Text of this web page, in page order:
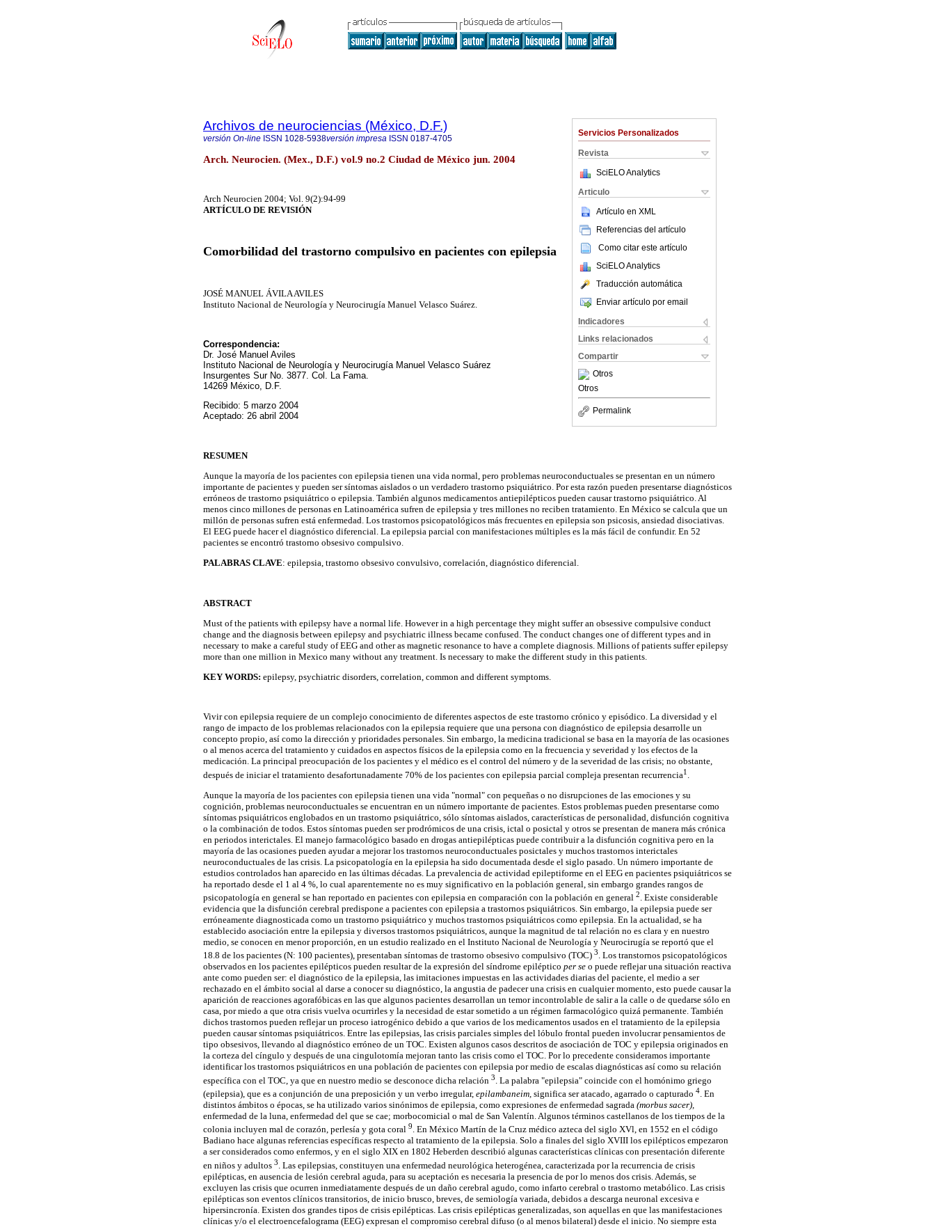
Servicios Personalizados
Revista
SciELO Analytics
Articulo
Artículo en XML
Referencias del artículo
Como citar este artículo
SciELO Analytics
Traducción automática
Enviar artículo por email
Indicadores
Links relacionados
Compartir
Otros
Otros
Permalink
Archivos de neurociencias (México, D.F.)
versión On-line ISSN 1028-5938versión impresa ISSN 0187-4705
Arch. Neurocien. (Mex., D.F.) vol.9 no.2 Ciudad de México jun. 2004
Arch Neurocien 2004; Vol. 9(2):94-99
ARTÍCULO DE REVISIÓN
Comorbilidad del trastorno compulsivo en pacientes con epilepsia
JOSÉ MANUEL ÁVILA AVILES
Instituto Nacional de Neurología y Neurocirugía Manuel Velasco Suárez.
Correspondencia:
Dr. José Manuel Aviles
Instituto Nacional de Neurología y Neurocirugía Manuel Velasco Suárez
Insurgentes Sur No. 3877. Col. La Fama.
14269 México, D.F.
Recibido: 5 marzo 2004
Aceptado: 26 abril 2004
RESUMEN
Aunque la mayoría de los pacientes con epilepsia tienen una vida normal, pero problemas neuroconductuales se presentan en un número
importante de pacientes y pueden ser síntomas aislados o un verdadero trastorno psiquiátrico. Por esta razón pueden presentarse diagnósticos
erróneos de trastorno psiquiátrico o epilepsia. También algunos medicamentos antiepilépticos pueden causar trastorno psiquiátrico. Al
menos cinco millones de personas en Latinoamérica sufren de epilepsia y tres millones no reciben tratamiento. En México se calcula que un
millón de personas sufren está enfermedad. Los trastornos psicopatológicos más frecuentes en epilepsia son psicosis, ansiedad disociativas.
El EEG puede hacer el diagnóstico diferencial. La epilepsia parcial con manifestaciones múltiples es la más fácil de confundir. En 52
pacientes se encontró trastorno obsesivo compulsivo.
PALABRAS CLAVE: epilepsia, trastorno obsesivo convulsivo, correlación, diagnóstico diferencial.
ABSTRACT
Must of the patients with epilepsy have a normal life. However in a high percentage they might suffer an obsessive compulsive conduct
change and the diagnosis between epilepsy and psychiatric illness became confused. The conduct changes one of different types and in
necessary to make a careful study of EEG and other as magnetic resonance to have a complete diagnosis. Millions of patients suffer epilepsy
more than one million in Mexico many without any treatment. Is necessary to make the different study in this patients.
KEY WORDS: epilepsy, psychiatric disorders, correlation, common and different symptoms.
Vivir con epilepsia requiere de un complejo conocimiento de diferentes aspectos de este trastorno crónico y episódico. La diversidad y el
rango de impacto de los problemas relacionados con la epilepsia requiere que una persona con diagnóstico de epilepsia desarrolle un
concepto propio, así como la dirección y prioridades personales. Sin embargo, la medicina tradicional se basa en la mayoría de las ocasiones
o al menos acerca del tratamiento y cuidados en aspectos físicos de la epilepsia como en la frecuencia y severidad y los efectos de la
medicación. La principal preocupación de los pacientes y el médico es el control del número y de la severidad de las crisis; no obstante,
después de iniciar el tratamiento desafortunadamente 70% de los pacientes con epilepsia parcial compleja presentan recurrencia1
Aunque la mayoría de los pacientes con epilepsia tienen una vida "normal" con pequeñas o no disrupciones de las emociones y su
cognición, problemas neuroconductuales se encuentran en un número importante de pacientes. Estos problemas pueden presentarse como
síntomas psiquiátricos englobados en un trastorno psiquiátrico, sólo síntomas aislados, características de personalidad, disfunción cognitiva
o la combinación de todos. Estos síntomas pueden ser prodrómicos de una crisis, ictal o posictal y otros se presentan de manera más crónica
en periodos interictales. El manejo farmacológico basado en drogas antiepilépticas puede contribuir a la disfunción cognitiva pero en la
mayoría de las ocasiones pueden ayudar a mejorar los trastornos neuroconductuales posictales y muchos trastornos interictales
neuroconductuales de las crisis. La psicopatología en la epilepsia ha sido documentada desde el siglo pasado. Un número importante de
estudios controlados han aparecido en las últimas décadas. La prevalencia de actividad epileptiforme en el EEG en pacientes psiquiátricos se
ha reportado desde el 1 al 4 %, lo cual aparentemente no es muy significativo en la población general, sin embargo grandes rangos de
psicopatología en general se han reportado en pacientes con epilepsia en comparación con la población en general 2. Existe considerable
evidencia que la disfunción cerebral predispone a pacientes con epilepsia a trastornos psiquiátricos. Sin embargo, la epilepsia puede ser
erróneamente diagnosticada como un trastorno psiquiátrico y muchos trastornos psiquiátricos como epilepsia. En la actualidad, se ha
establecido asociación entre la epilepsia y diversos trastornos psiquiátricos, aunque la magnitud de tal relación no es clara y en nuestro
medio, se conocen en menor proporción, en un estudio realizado en el Instituto Nacional de Neurología y Neurocirugía se reportó que el
18.8 de los pacientes (N: 100 pacientes), presentaban síntomas de trastorno obsesivo compulsivo (TOC) 3. Los transtornos psicopatológicos
observados en los pacientes epilépticos pueden resultar de la expresión del síndrome epiléptico per se o puede reflejar una situación reactiva
ante como pueden ser: el diagnóstico de la epilepsia, las imitaciones impuestas en las actividades diarias del paciente, el medio a ser
rechazado en el ámbito social al darse a conocer su diagnóstico, la angustia de padecer una crisis en cualquier momento, esto puede causar la
aparición de reacciones agorafóbicas en las que algunos pacientes desarrollan un temor incontrolable de salir a la calle o de quedarse sólo en
casa, por miedo a que otra crisis vuelva ocurrirles y la necesidad de estar sometido a un régimen farmacológico quizá permanente. También
dichos trastornos pueden reflejar un proceso iatrogénico debido a que varios de los medicamentos usados en el tratamiento de la epilepsia
pueden causar síntomas psiquiátricos. Entre las epilepsias, las crisis parciales simples del lóbulo frontal pueden involucrar pensamientos de
tipo obsesivos, llevando al diagnóstico erróneo de un TOC. Existen algunos casos descritos de asociación de TOC y epilepsia originados en
la corteza del cíngulo y después de una cingulotomía mejoran tanto las crisis como el TOC. Por lo precedente consideramos importante
identificar los trastornos psiquiátricos en una población de pacientes con epilepsia por medio de escalas diagnósticas así como su relación
específica con el TOC, ya que en nuestro medio se desconoce dicha relación 3 . La palabra "epilepsia" coincide con el homónimo griego
(epilepsia), que es a conjunción de una preposición y un verbo irregular, epilambaneim, significa ser atacado, agarrado o capturado 4. En
distintos ámbitos o épocas, se ha utilizado varios sinónimos de epilepsia, como expresiones de enfermedad sagrada (morbus sacer),
enfermedad de la luna, enfermedad del que se cae; morbocomicial o mal de San Valentín. Algunos términos castellanos de los tiempos de la
colonia incluyen mal de corazón, perlesía y gota coral 9. En México Martín de la Cruz médico azteca del siglo XVl, en 1552 en el código
Badiano hace algunas referencias específicas respecto al tratamiento de la epilepsia. Solo a finales del siglo XVIII los epilépticos empezaron
a ser considerados como enfermos, y en el siglo XIX en 1802 Heberden describió algunas características clínicas con presentación diferente
en niños y adultos 3 . Las epilepsias, constituyen una enfermedad neurológica heterogénea, caracterizada por la recurrencia de crisis
epilépticas, en ausencia de lesión cerebral aguda, para su aceptación es necesaria la presencia de por lo menos dos crisis. Además, se
excluyen las crisis que ocurren inmediatamente después de un daño cerebral agudo, como infarto cerebral o trastorno metabólico. Las crisis
epilépticas son eventos clínicos transitorios, de inicio brusco, breves, de semiología variada, debidos a descarga neuronal excesiva e
hipersincronía. Existen dos grandes tipos de crisis epilépticas. Las crisis epilépticas generalizadas, son aquellas en que las manifestaciones
clínicas y/o el electroencefalograma (EEG) expresan el compromiso cerebral difuso (o al menos bilateral) desde el inicio. No siempre esta